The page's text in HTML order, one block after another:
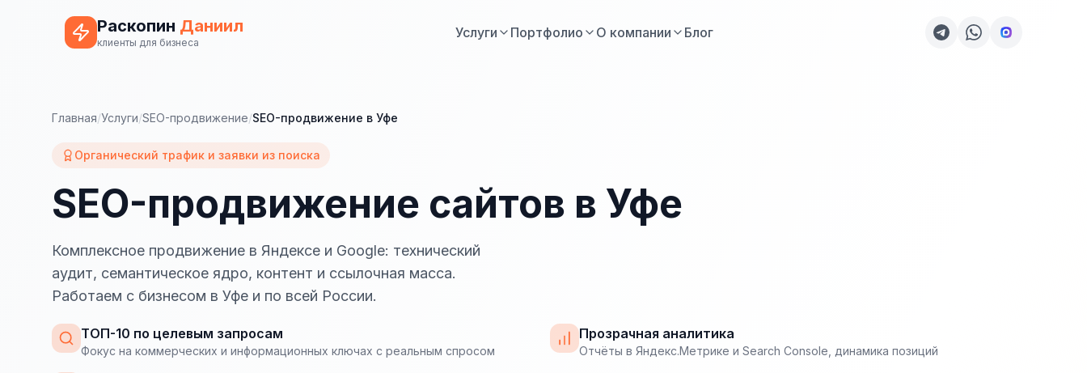
Раскопин Даниил
клиенты для бизнеса
Услуги Портфолио О компании Блог
Главная/Услуги/SEO-продвижение/SEO-продвижение в Уфе
Органический трафик и заявки из поиска
SEO-продвижение сайтов в Уфе
Комплексное продвижение в Яндексе и Google: технический
аудит, семантическое ядро, контент и ссылочная масса.
Работаем с бизнесом в Уфе и по всей России.
ТОП-10 по целевым запросам
Фокус на коммерческих и информационных ключах с реальным спросом
Прозрачная аналитика
Отчёты в Яндекс.Метрике и Search Console, динамика позиций